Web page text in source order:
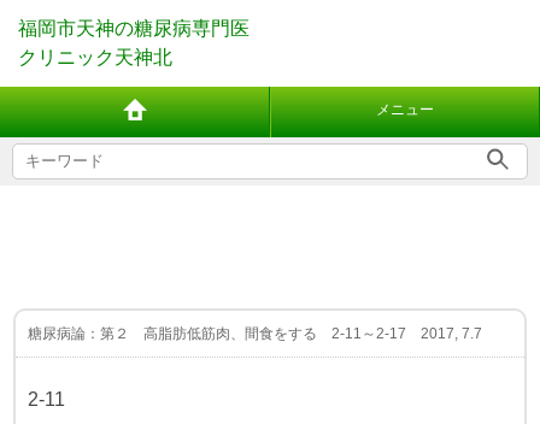
福岡市天神の糖尿病専門医
クリニック天神北
メニュー
糖尿病論：第２ 高脂肪低筋肉、間食をする 2-11～2-17 2017, 7.7
2-11